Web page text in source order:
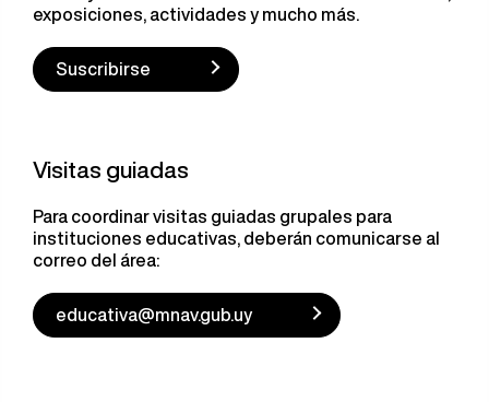
exposiciones, actividades y mucho más.
Suscribirse
Visitas guiadas
Para coordinar visitas guiadas grupales para
instituciones educativas, deberán comunicarse al
correo del área:
educativa@mnav.gub.uy